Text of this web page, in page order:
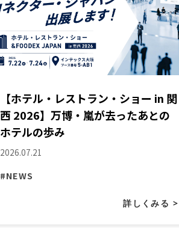
【ホテル・レストラン・ショー in 関
西 2026】万博・嵐が去ったあとの
ホテルの歩み
2026.07.21
#NEWS
詳しくみる >